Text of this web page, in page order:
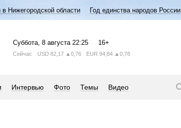
Нижегородской области Год единства народов России
Суббота, 8 августа 22:25 16+
Сейчас USD 82,17 ▲0,76 EUR 94,84 ▲0,78
Интервью Фото Темы Видео